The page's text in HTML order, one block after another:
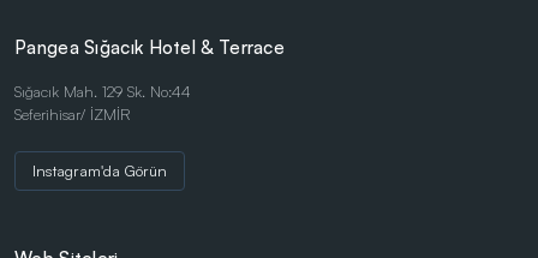
Kristal ve Ödül Ürünleri
Masa Saatleri
Masaüstü Ürünler
Metal Tükenmez - Roller Kalemler
Pangea Sığacık Hotel & Terrace
Sığacık Mah. 129 Sk. No:44
Seferihisar/ İZMİR
Instagram'da Görün